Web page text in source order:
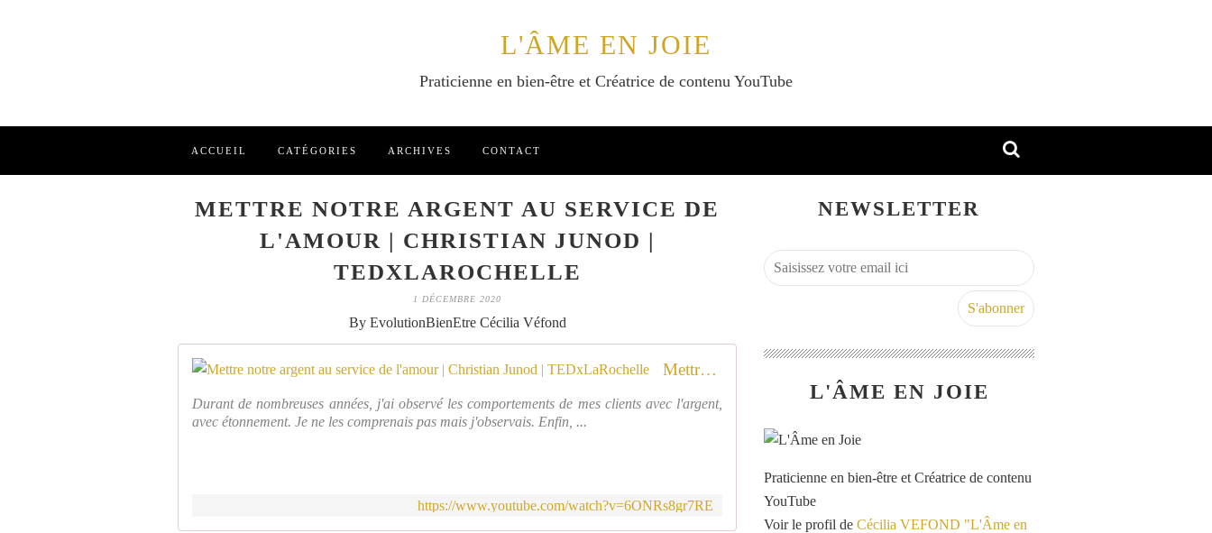
L'ÂME EN JOIE
Praticienne en bien-être et Créatrice de contenu YouTube
ACCUEIL CATÉGORIES ARCHIVES CONTACT
METTRE NOTRE ARGENT AU SERVICE DE
L'AMOUR | CHRISTIAN JUNOD |
TEDXLAROCHELLE
1 DÉCEMBRE 2020
By EvolutionBienEtre Cécilia Véfond
Mettre notre argent au service de l'amour | Christian Junod | TEDxLaRochelle
Durant de nombreuses années, j'ai observé les comportements de mes clients avec l'argent,
avec étonnement. Je ne les comprenais pas mais j'observais. Enfin, ...
https://www.youtube.com/watch?v=6ONRs8gr7RE
NEWSLETTER
L'ÂME EN JOIE
Praticienne en bien-être et Créatrice de contenu
YouTube
Voir le profil de Cécilia VEFOND "L'Âme en